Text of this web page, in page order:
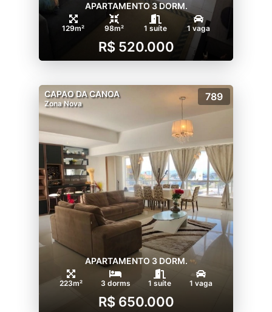
APARTAMENTO 3 DORM.
129m² 98m² 1 suíte 1 vaga
R$ 520.000
CAPAO DA CANOA
Zona Nova
789
APARTAMENTO 3 DORM.
223m² 3 dorms 1 suíte 1 vaga
R$ 650.000